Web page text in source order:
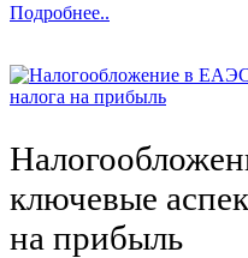
Подробнее..
ключевые
на прибыль